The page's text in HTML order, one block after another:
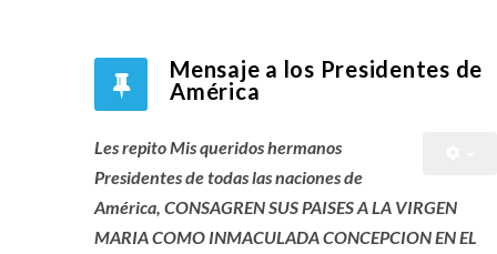
Mensaje a los Presidentes de
América
Les repito Mis queridos hermanos
Presidentes de todas las naciones de
América, CONSAGREN SUS PAISES A LA VIRGEN
MARIA COMO INMACULADA CONCEPCION EN EL